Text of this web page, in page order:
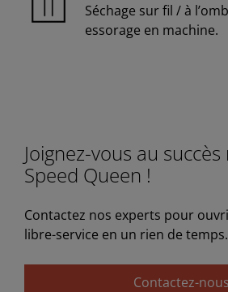
Séchage sur fil / à
essorage en machine.
Joignez-vous au
Speed Queen !
Contactez nos experts pour
libre-service en un rien de temps.
Contactez-nous